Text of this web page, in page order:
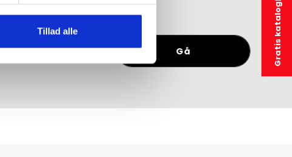
Tillad alle Gratis katalog
Gå